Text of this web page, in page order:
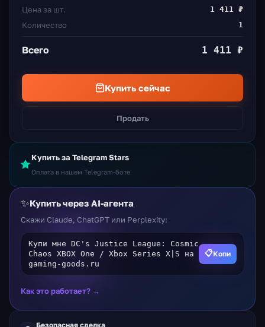
Цена за шт. 1 411 ₽
Количество 1
Всего 1 411 ₽
Купить сейчас
Продать
Купить за Telegram Stars
Оплата в нашем Telegram-боте
✨Купить через AI-агента
Скажи Claude, ChatGPT или Perplexity:
Купи мне DC's Justice League: Cosmic
Chaos XBOX One / Xbox Series X|S на
gaming-goods.ru
📋Копи
Как это работает? →
Безопасная сделка